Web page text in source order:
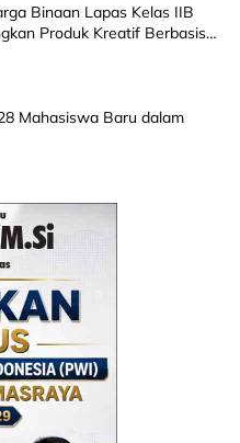
Binaan Lapas Kelas IIB
Produk Kreatif Berbasis
Mahasiswa Baru dalam